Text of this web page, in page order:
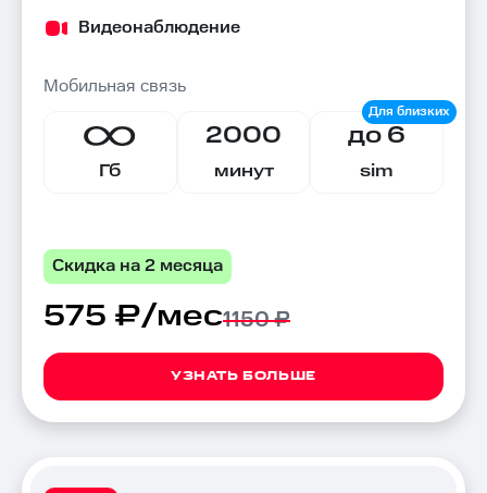
Видеонаблюдение
Мобильная связь
Гб
2000
минут
до 6
sim
Скидка на 2 месяца
575 ₽/мес1150 ₽
УЗНАТЬ БОЛЬШЕ